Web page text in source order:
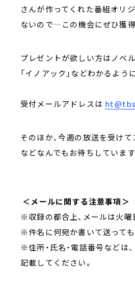
さんが作ってくれた番組オリ
ないので…この機会にぜひ獲得
プレゼントが欲しい方はノベ
「イノアック」などわかるよう
受付メールアドレスは
そのほか、今週の放送を受け
などなんでもお待ちしています
＜メールに関する注意事項＞
※収録の都合上、メールは火
※件名に何宛か書いて送っても
※住所・氏名・電話番号などは
記載してください。